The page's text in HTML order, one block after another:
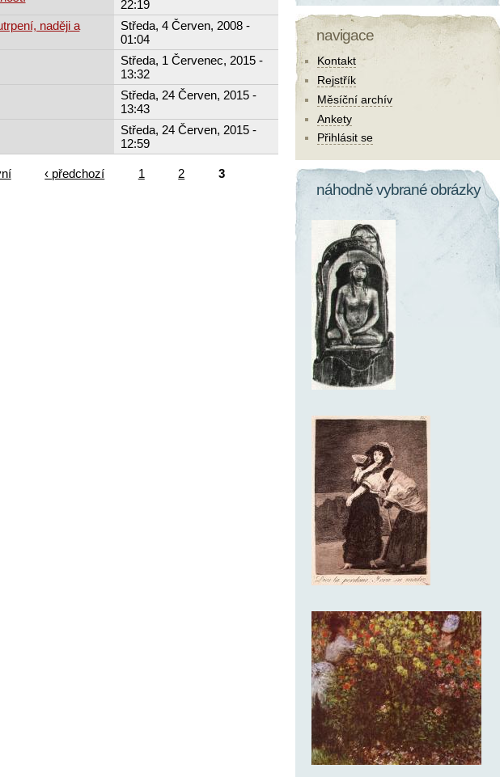
22:19
naději a
Středa, 4 Červen, 2008 -
01:04
Středa, 1 Červenec, 2015 -
13:32
Středa, 24 Červen, 2015 -
13:43
Středa, 24 Červen, 2015 -
12:59
‹ předchozí 1 2 3
navigace
Kontakt
Rejstřík
Měsíční archív
Ankety
Přihlásit se
náhodně vybrané obrázky